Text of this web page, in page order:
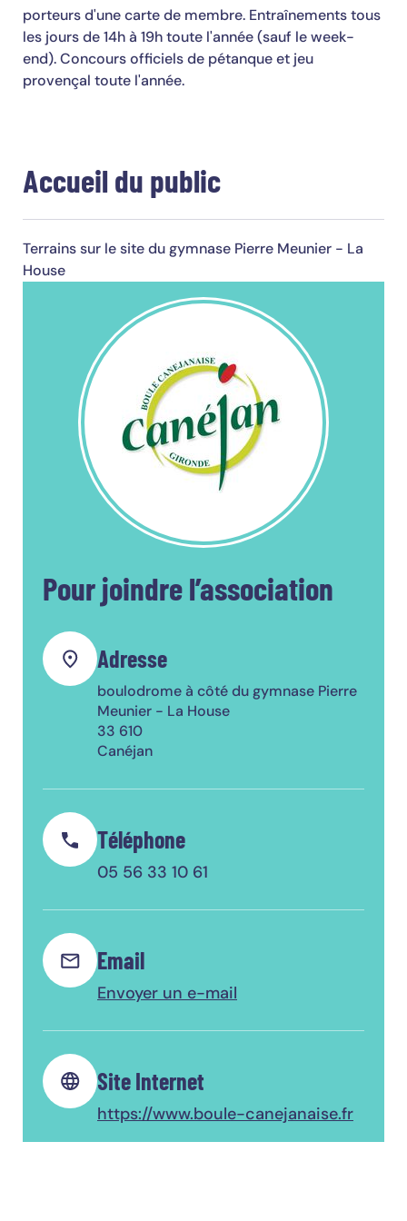
porteurs d'une carte de membre. Entraînements tous
les jours de 14h à 19h toute l'année (sauf le week-
end). Concours officiels de pétanque et jeu
provençal toute l'année.
Accueil du public
Terrains sur le site du gymnase Pierre Meunier - La
House
Pour joindre l’association
Adresse
boulodrome à côté du gymnase Pierre
Meunier - La House
33 610
Canéjan
Téléphone
05 56 33 10 61
Email
Envoyer un e-mail
Site Internet
https://www.boule-canejanaise.fr